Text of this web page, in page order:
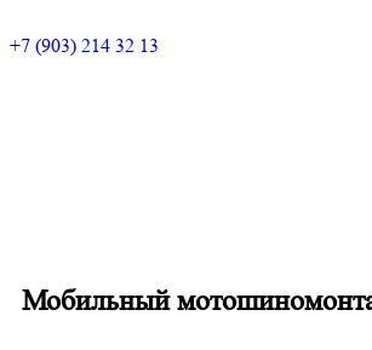
+7 (903) 214 32 13
Мобильный